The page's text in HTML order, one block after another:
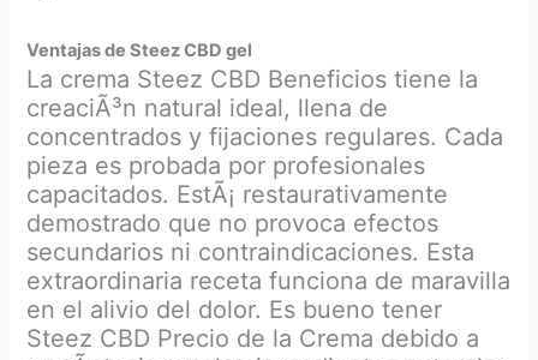
Ventajas de Steez CBD gel
La crema Steez CBD Beneficios tiene la
creaciÃ³n natural ideal, llena de
concentrados y fijaciones regulares. Cada
pieza es probada por profesionales
capacitados. EstÃ¡ restaurativamente
demostrado que no provoca efectos
secundarios ni contraindicaciones. Esta
extraordinaria receta funciona de maravilla
en el alivio del dolor. Es bueno tener
Steez CBD Precio de la Crema debido a